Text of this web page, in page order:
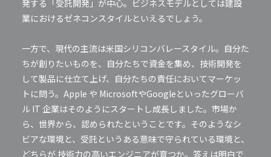
発する「受託開発」が中心。ビジネスモデルとしては建設
業におけるゼネコンスタイルといえるでしょう。
一方で、現代の主流は米国シリコンバレースタイル。自分た
ちが創りたいものを、自分たちで資金を集め、技術開発を
して製品に仕立て上げ、自分たちの責任においてマーケッ
トに問う。Apple や MicrosoftやGoogleといったグローバ
ル IT 企業はそのようにスタートし成長しました。市場か
ら、世界から、認められたということです。そのようなシ
ビアな環境と、受託というある意味で守られている環境と、
どちらが 技術力の高いエンジニアが育つか。答えは明白で